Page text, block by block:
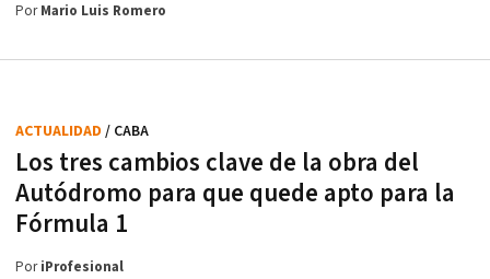
PorMario Luis Romero
Los tres cambios clave de la obra del
Autódromo para que quede apto para la
Fórmula 1
ACTUALIDAD / CABA
PoriProfesional